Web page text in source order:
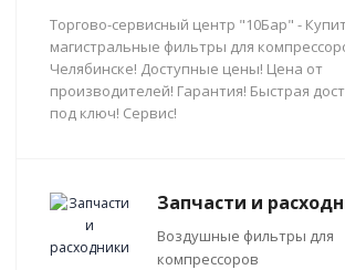
Торгово-сервисный центр "10Бар" -
магистральные фильтры для
Челябинске! Доступные цены! Цена от
производителей! Гарантия! Быстрая
под ключ! Сервис!
Запчасти и
Воздушные фильтры для
компрессоров